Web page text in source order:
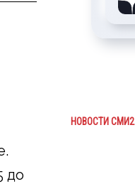
до
НОВОСТИ СМИ2